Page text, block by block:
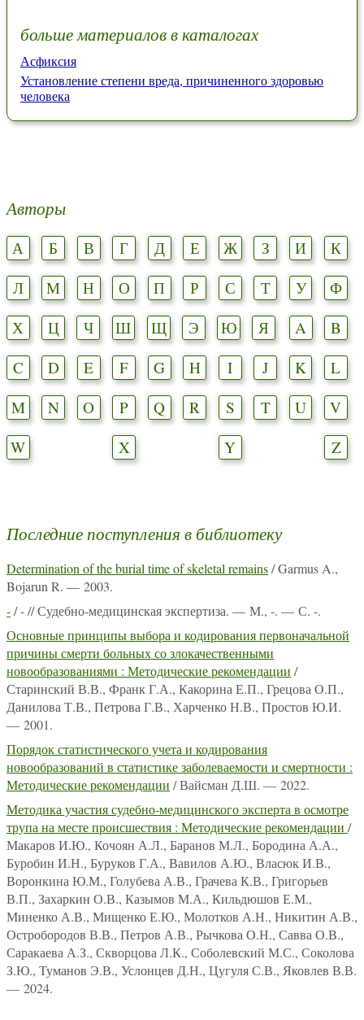
больше материалов в каталогах
Асфиксия
Установление степени вреда, причиненного здоровью
человека
Авторы
А Б В Г Д Е Ж З И
К
Л
М Н О П Р С Т У
Ф
Х
Ц Ч Ш Щ Э Ю Я A
B
C
D E F G H I J K
L
M
N O P Q R S T U
V
W
X Y Z
Последние поступления в библиотеку
Determination of the burial time of skeletal remains/ Garmus A.,
Bojarun R. — 2003.
-/ - // Судебно-медицинская экспертиза. — М., -. — С. -.
Основные принципы выбора и кодирования первоначальной
причины смерти больных со злокачественными
новообразованиями : Методические рекомендации /
Старинский В.В., Франк Г.А., Какорина Е.П., Грецова О.П.,
Данилова Т.В., Петрова Г.В., Харченко Н.В., Простов Ю.И.
— 2001.
Порядок статистического учета и кодирования
новообразований в статистике заболеваемости и смертности :
Методические рекомендации / Вайсман Д.Ш. — 2022.
Методика участия судебно-медицинского эксперта в осмотре
трупа на месте происшествия : Методические рекомендации /
Макаров И.Ю., Кочоян А.Л., Баранов М.Л., Бородина А.А.,
Буробин И.Н., Буруков Г.А., Вавилов А.Ю., Власюк И.В.,
Воронкина Ю.М., Голубева А.В., Грачева К.В., Григорьев
В.П., Захаркин О.В., Казымов М.А., Кильдюшов Е.М.,
Миненко А.В., Мищенко Е.Ю., Молотков А.Н., Никитин А.В.,
Остробородов В.В., Петров А.В., Рычкова О.Н., Савва О.В.,
Саракаева А.З., Скворцова Л.К., Соболевский М.С., Соколова
З.Ю., Туманов Э.В., Услонцев Д.Н., Цугуля С.В., Яковлев В.В.
— 2024.